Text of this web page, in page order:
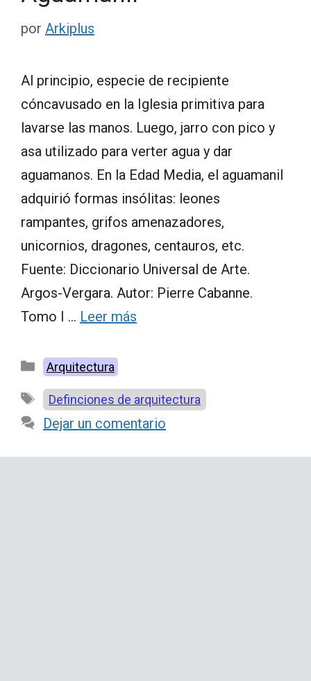
por Arkiplus
Al principio, especie de recipiente
cóncavusado en la Iglesia primitiva para
lavarse las manos. Luego, jarro con pico y
asa utilizado para verter agua y dar
aguamanos. En la Edad Media, el aguamanil
adquirió formas insólitas: leones
rampantes, grifos amenazadores,
unicornios, dragones, centauros, etc.
Fuente: Diccionario Universal de Arte.
Argos-Vergara. Autor: Pierre Cabanne.
Tomo I … Leer más
Categorías
Arquitectura
Etiquetas
Definciones de arquitectura
Dejar un comentario